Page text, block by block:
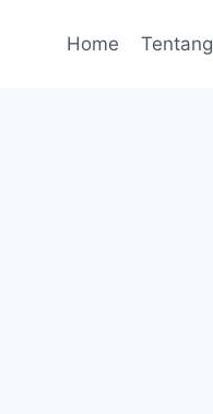
Home Tentang